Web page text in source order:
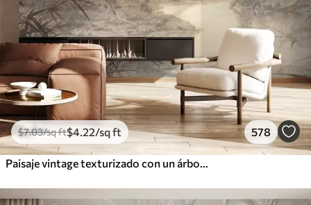
$7.03/sq ft$4 .22/sq ft 578